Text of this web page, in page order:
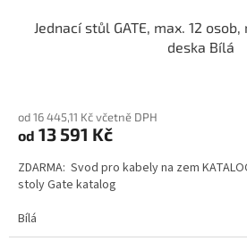
Jednací stůl GATE, max. 12
deska Bílá
od 16 445,11 Kč včetně DPH
od 13 591 Kč
ZDARMA: Svod pro kabely na zem
stoly Gate katalog
Bílá